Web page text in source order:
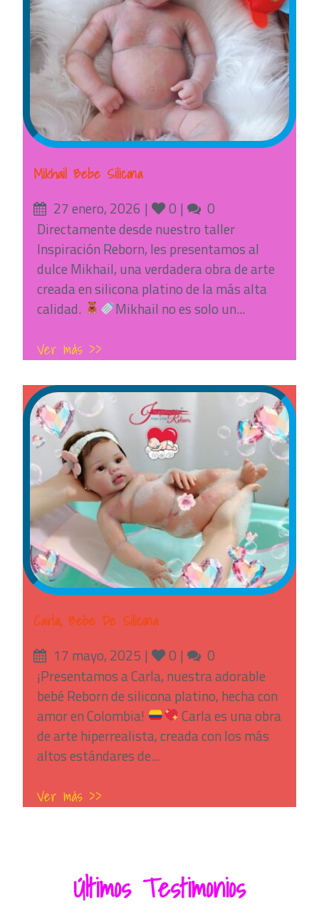
Mikhail Bebe Silicona
Posted
on
27 enero, 2026 Likes
0 Comments
0
Directamente desde nuestro taller
Inspiración Reborn, les presentamos al
dulce Mikhail, una verdadera obra de arte
creada en silicona platino de la más alta
calidad.
Mikhail no es solo un...
Ver más >>
Carla, Bebe De Silicona
Posted
on
17 mayo, 2025 Likes
0 Comments
0
¡Presentamos a Carla, nuestra adorable
bebé Reborn de silicona platino, hecha con
amor en Colombia!
Carla es una obra
de arte hiperrealista, creada con los más
altos estándares de...
Ver más >>
Últimos Testimonios